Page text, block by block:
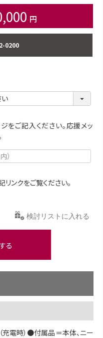
2-0200
をご記入ください。応援メッ
ンクをご覧ください。
検討リストに入れる
る
充電時）●付属品＝本体、ニー